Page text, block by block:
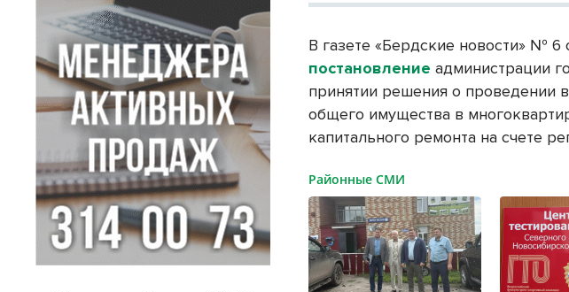
В газете «Бердские новости» № 6
постановление администрации
принятии решения о проведении
общего имущества в
капитального ремонта на счете
Районные СМИ